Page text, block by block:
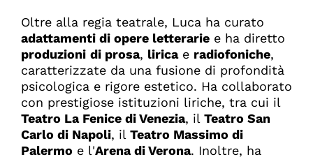
Oltre alla regia teatrale, Luca ha curato
adattamenti di opere letterariee ha diretto
produzioni di prosa, liricae radiofoniche,
caratterizzate da una fusione di profondità
psicologica e rigore estetico. Ha collaborato
con prestigiose istituzioni liriche, tra cui il
Teatro La Fenice di Venezia, il Teatro San
Carlo di Napoli, il Teatro Massimo di
Palermoe l'Arena di Verona. Inoltre, ha